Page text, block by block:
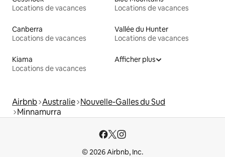
Locations de vacances
Locations de vacances
Canberra
Locations de vacances
Vallée du Hunter
Locations de vacances
Kiama
Locations de vacances
Afficher plus
Airbnb Australie Nouvelle-Galles du Sud
Minnamurra
© 2026 Airbnb, Inc.